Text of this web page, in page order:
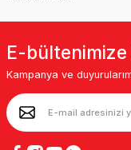
E-
Kampanya ve